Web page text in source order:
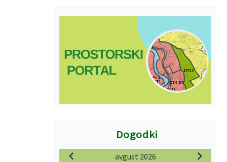
Dogodki
avgust 2026